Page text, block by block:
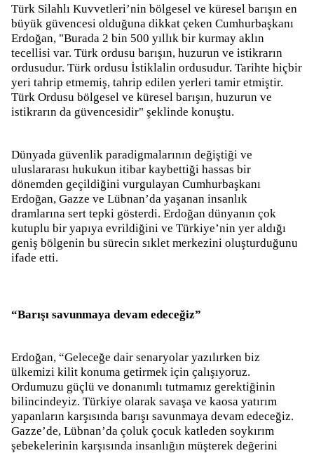
Türk Silahlı Kuvvetleri’nin bölgesel ve küresel barışın en
büyük güvencesi olduğuna dikkat çeken Cumhurbaşkanı
Erdoğan, "Burada 2 bin 500 yıllık bir kurmay aklın
tecellisi var. Türk ordusu barışın, huzurun ve istikrarın
ordusudur. Türk ordusu İstiklalin ordusudur. Tarihte hiçbir
yeri tahrip etmemiş, tahrip edilen yerleri tamir etmiştir.
Türk Ordusu bölgesel ve küresel barışın, huzurun ve
istikrarın da güvencesidir" şeklinde konuştu.
Dünyada güvenlik paradigmalarının değiştiği ve
uluslararası hukukun itibar kaybettiği hassas bir
dönemden geçildiğini vurgulayan Cumhurbaşkanı
Erdoğan, Gazze ve Lübnan’da yaşanan insanlık
dramlarına sert tepki gösterdi. Erdoğan dünyanın çok
kutuplu bir yapıya evrildiğini ve Türkiye’nin yer aldığı
geniş bölgenin bu sürecin sıklet merkezini oluşturduğunu
ifade etti.
“Barışı savunmaya devam edeceğiz”
Erdoğan, “Geleceğe dair senaryolar yazılırken biz
ülkemizi kilit konuma getirmek için çalışıyoruz.
Ordumuzu güçlü ve donanımlı tutmamız gerektiğinin
bilincindeyiz. Türkiye olarak savaşa ve kaosa yatırım
yapanların karşısında barışı savunmaya devam edeceğiz.
Gazze’de, Lübnan’da çoluk çocuk katleden soykırım
şebekelerinin karşısında insanlığın müşterek değerini